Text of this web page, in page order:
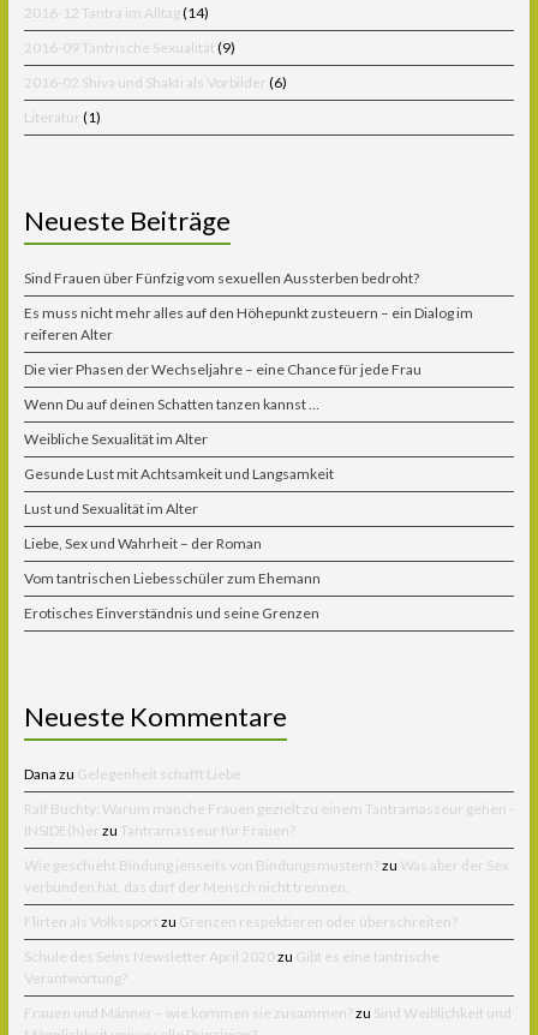
2016-12 Tantra im Alltag(14)
2016-09 Tantrische Sexualität (9)
2016-02 Shiva und Shakti als Vorbilder (6)
Literatur (1)
Neueste Beiträge
Sind Frauen über Fünfzig vom sexuellen Aussterben bedroht?
Es muss nicht mehr alles auf den Höhepunkt zusteuern – ein Dialog im
reiferen Alter
Die vier Phasen der Wechseljahre – eine Chance für jede Frau
Wenn Du auf deinen Schatten tanzen kannst …
Weibliche Sexualität im Alter
Gesunde Lust mit Achtsamkeit und Langsamkeit
Lust und Sexualität im Alter
Liebe, Sex und Wahrheit – der Roman
Vom tantrischen Liebesschüler zum Ehemann
Erotisches Einverständnis und seine Grenzen
Neueste Kommentare
Dana zu Gelegenheit schafft Liebe
Ralf Buchty: Warum manche Frauen gezielt zu einem Tantramasseur gehen -
INSIDE(h)er zu Tantramasseur für Frauen?
Wie geschieht Bindung jenseits von Bindungsmustern?zu Was aber der Sex
verbunden hat, das darf der Mensch nicht trennen.
Flirten als Volkssport zu Grenzen respektieren oder überschreiten?
Schule des Seins Newsletter April 2020zu Gibt es eine tantrische
Verantwortung?
Frauen und Männer – wie kommen sie zusammen?zu Sind Weiblichkeit und